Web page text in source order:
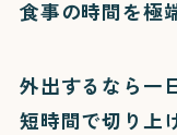
食事の時間を極
外出するなら一
短時間で切り上